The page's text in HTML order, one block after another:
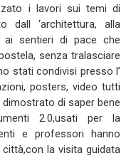
i lavori sui temi di
dall ‘architettura, alla
ai sentieri di pace che
senza tralasciare
stati condivisi presso l’
posters, video tutti
di saper bene
2.0,usati per la
e professori hanno
la visita guidata